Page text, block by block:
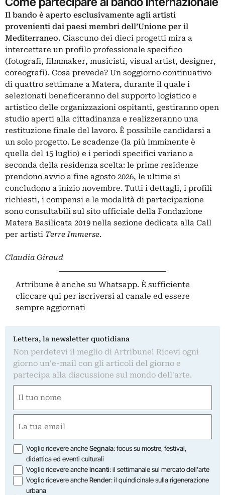
Il bando è aperto esclusivamente agli artisti
provenienti dai paesi membri dell’Unione per il
Mediterraneo. Ciascuno dei dieci progetti mira a
intercettare un profilo professionale specifico
(fotografi, filmmaker, musicisti, visual artist, designer,
coreografi). Cosa prevede? Un soggiorno continuativo
di quattro settimane a Matera, durante il quale i
selezionati beneficeranno del supporto logistico e
artistico delle organizzazioni ospitanti, gestiranno open
studio aperti alla cittadinanza e realizzeranno una
restituzione finale del lavoro. È possibile candidarsi a
un solo progetto. Le scadenze (la più imminente è
quella del 15 luglio) e i periodi specifici variano a
seconda della residenza scelta: le prime residenze
prendono avvio a fine agosto 2026, le ultime si
concludono a inizio novembre. Tutti i dettagli, i profili
richiesti, i compensi e le modalità di partecipazione
sono consultabili sul sito ufficiale della Fondazione
Matera Basilicata 2019 nella sezione dedicata alla Call
per artisti Terre Immerse.
Claudia Giraud
Artribune è anche su Whatsapp. È sufficiente
cliccare qui per iscriversi al canale ed essere
sempre aggiornati
Lettera, la newsletter quotidiana
Non perdetevi il meglio di Artribune! Ricevi ogni
giorno un'e-mail con gli articoli del giorno e
partecipa alla discussione sul mondo dell'arte.
(Required)
First
(Required)
Opzioni
Voglio ricevere ancheSegnala: focus su mostre, festival,
didattica ed eventi culturali
Voglio ricevere ancheIncanti: il settimanale sul mercato dell'arte
Voglio ricevere ancheRender: il quindicinale sulla rigenerazione
urbana